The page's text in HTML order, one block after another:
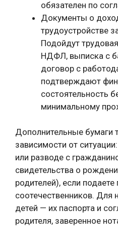
обязателен по
Документы о
трудоустройстве
Подойдут
НДФЛ, выписка с
договор с
подтверждают
состоятельность
минимальному
Дополнительные бумаги
зависимости от
или разводе с
свидетельства о
родителей), если
соотечественников. Для
детей — их паспорта и
родителя, заверенное